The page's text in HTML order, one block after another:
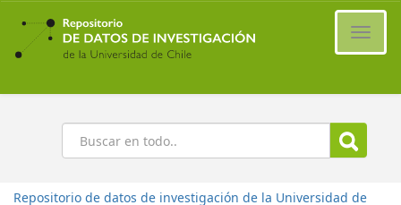
Ir
contenido
principal
Buscar
Repositorio de datos de investigación de la Universidad de